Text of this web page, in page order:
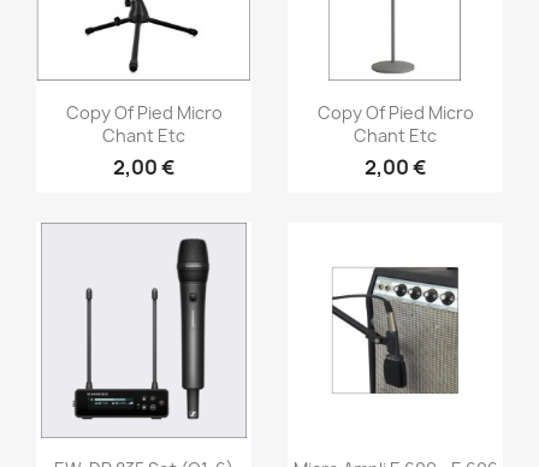
Vorschau
Copy Of Pied Micro
Chant Etc
2,00 €
Vorschau
Copy Of Pied Micro
Chant Etc
2,00 €